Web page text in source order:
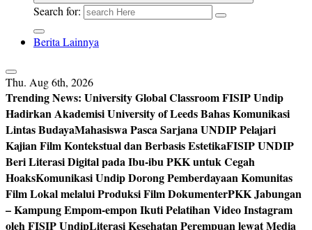
Search for:
Berita Lainnya
Thu. Aug 6th, 2026
Trending News: University Global Classroom FISIP Undip
Hadirkan Akademisi University of Leeds Bahas Komunikasi
Lintas BudayaMahasiswa Pasca Sarjana UNDIP Pelajari
Kajian Film Kontekstual dan Berbasis EstetikaFISIP UNDIP
Beri Literasi Digital pada Ibu-ibu PKK untuk Cegah
HoaksKomunikasi Undip Dorong Pemberdayaan Komunitas
Film Lokal melalui Produksi Film DokumenterPKK Jabungan
– Kampung Empom-empon Ikuti Pelatihan Video Instagram
oleh FISIP UndipLiterasi Kesehatan Perempuan lewat Media